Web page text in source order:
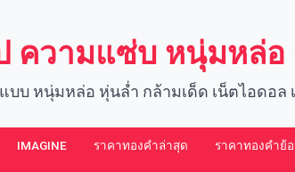
ความแซ่บ หนุ่มหล่
บบ หนุ่มหล่อ หุ่นล่ำ กล้ามเด็ด เน็ตไอดอ
IMAGINE​ ราคาทองคำล่าสุด ราคาทองคำย้